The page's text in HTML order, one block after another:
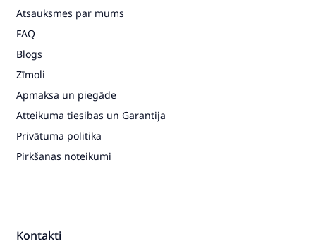
Kontakti
Atsauksmes par mums
FAQ
Blogs
Zīmoli
Apmaksa un piegāde
Atteikuma tiesibas un Garantija
Privātuma politika
Pirkšanas noteikumi